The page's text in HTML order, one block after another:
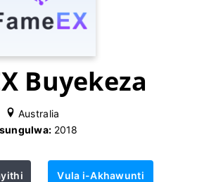
Buyekeza
Australia
2018
Vula i-Akhawunti